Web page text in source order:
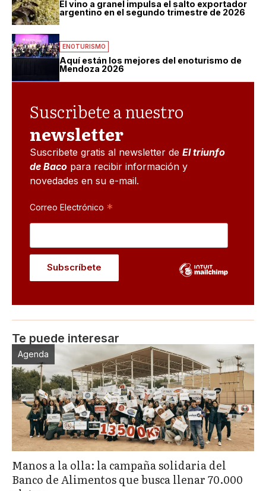
El vino a granel impulsa el salto exportador
argentino en el segundo trimestre de 2026
ENOTURISMO
Aquí están los mejores del enoturismo de
Mendoza 2026
Suscribete a nuestro
newsletter
Suscribete gratis al newsletter de El triunfo
de Baco para recibir información y
novedades en su e-mail.
Correo Electrónico *
Te puede interesar
Agenda
Manos a la olla: la campaña solidaria del
Banco de Alimentos que busca llenar 70.000